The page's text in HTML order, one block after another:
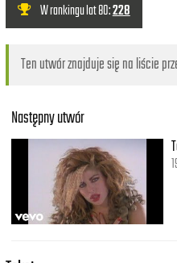
W rankingu lat 80:228
Ten utwór znajduje się na liście
Następny utwór